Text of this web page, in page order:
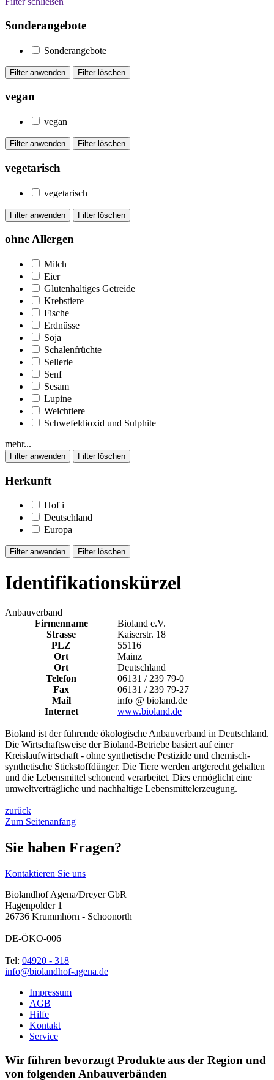
Sonderangebote
Sonderangebote
vegan
vegan
vegetarisch
vegetarisch
ohne Allergen
Milch
Eier
Glutenhaltiges Getreide
Krebstiere
Fische
Erdnüsse
Soja
Schalenfrüchte
Sellerie
Senf
Sesam
Lupine
Weichtiere
Schwefeldioxid und Sulphite
mehr...
Herkunft
Hof i
Deutschland
Europa
Identifikationskürzel
Anbauverband
Firmenname
Bioland e.V.
Strasse
Kaiserstr. 18
PLZ
55116
Ort
Mainz
Ort
Deutschland
Telefon
06131 / 239 79-0
Fax
06131 / 239 79-27
Mail
info @ bioland.de
Internet
www.bioland.de
Bioland ist der führende ökologische Anbauverband in Deutschland.
Die Wirtschaftsweise der Bioland-Betriebe basiert auf einer
Kreislaufwirtschaft - ohne synthetische Pestizide und chemisch-
synthetische Stickstoffdünger. Die Tiere werden artgerecht gehalten
und die Lebensmittel schonend verarbeitet. Dies ermöglicht eine
umweltverträgliche und nachhaltige Lebensmittelerzeugung.
zurück
Zum Seitenanfang
Sie haben Fragen?
Kontaktieren Sie uns
Biolandhof Agena/Dreyer GbR
Hagenpolder 1
26736 Krummhörn - Schoonorth
DE-ÖKO-006
Tel: 04920 - 318
info@biolandhof-agena.de
Impressum
AGB
Hilfe
Kontakt
Service
Wir führen bevorzugt Produkte aus der Region und
von folgenden Anbauverbänden